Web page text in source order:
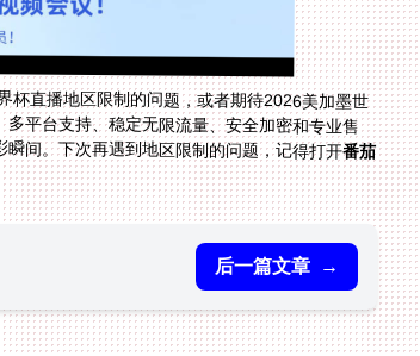
杯直播地区限制的问题，或者期待2026美加墨世
平台支持、稳定无限流量、安全加密和专业售
间。下次再遇到地区限制的问题，记得打开番茄
后一篇文章 →